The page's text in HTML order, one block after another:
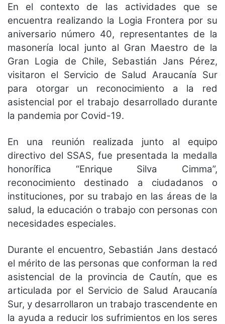
En el contexto de las actividades que se
encuentra realizando la Logia Frontera por su
aniversario número 40, representantes de la
masonería local junto al Gran Maestro de la
Gran Logia de Chile, Sebastián Jans Pérez,
visitaron el Servicio de Salud Araucanía Sur
para otorgar un reconocimiento a la red
asistencial por el trabajo desarrollado durante
la pandemia por Covid-19.
En una reunión realizada junto al equipo
directivo del SSAS, fue presentada la medalla
honorífica “Enrique Silva Cimma”,
reconocimiento destinado a ciudadanos o
instituciones, por su trabajo en las áreas de la
salud, la educación o trabajo con personas con
necesidades especiales.
Durante el encuentro, Sebastián Jans destacó
el mérito de las personas que conforman la red
asistencial de la provincia de Cautín, que es
articulada por el Servicio de Salud Araucanía
Sur, y desarrollaron un trabajo trascendente en
la ayuda a reducir los sufrimientos en los seres